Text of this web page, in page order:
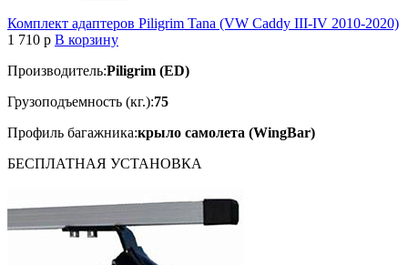
Комплект адаптеров Piligrim Tana (VW Caddy III-IV 2010-2020)
1 710 p В корзину
Производитель:Piligrim (ED)
Грузоподъемность (кг.):75
Профиль багажника:крыло самолета (WingBar)
БЕСПЛАТНАЯ УСТАНОВКА